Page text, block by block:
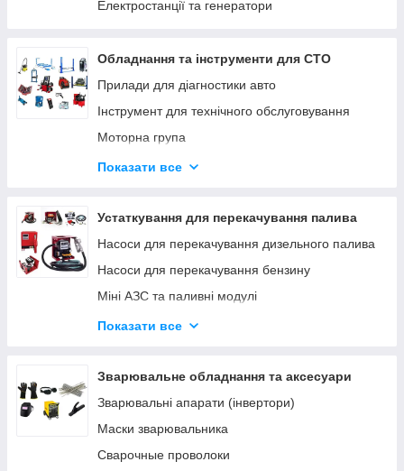
Електростанції та генератори
Обладнання та інструменти для СТО
Прилади для діагностики авто
Інструмент для технічного обслуговування
Моторна група
Ходова група
Трансмісія
Інструмент для кузовних робіт
Інструмент для ремонту мотоциклів
Показати все
Устаткування для перекачування палива
Насоси для перекачування дизельного палива
Насоси для перекачування бензину
Міні АЗС та паливні модулі
Паливороздавальні комплекти
Устаткування AdBlue
Заправні пістолети
Лічильники та витратоміри для палива
Фільтри очищення палива
Показати все
Зварювальне обладнання та аксесуари
Зварювальні апарати (інвертори)
Маски зварювальника
Сварочные проволоки